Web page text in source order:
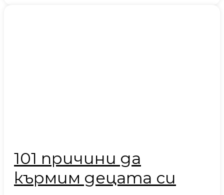
101 причини да
кърмим децата си